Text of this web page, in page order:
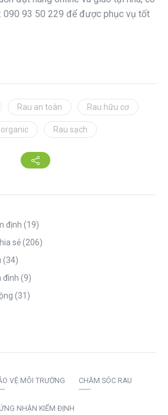
090 93 50 229 để được phục vụ tốt
Rau an toàn Rau hữu cơ
Rau sạch
định (19)
sẻ(206)
(34)
đình (9)
(31)
VỆ MÔI TRƯỜNG CHĂM SÓC RAU
NHẬN KIỂM ĐỊNH